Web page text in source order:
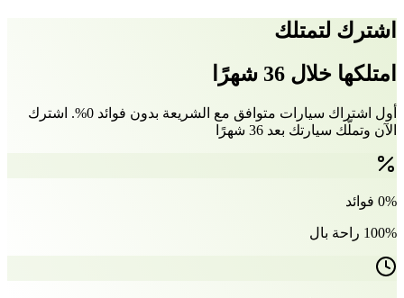
اشترك لتمتلك
امتلكها خلال 36 شهرًا
أول اشتراك سيارات متوافق مع الشريعة بدون فوائد 0%. اشترك
الآن وتملّك سيارتك بعد 36 شهرًا
0% فوائد
100% راحة بال